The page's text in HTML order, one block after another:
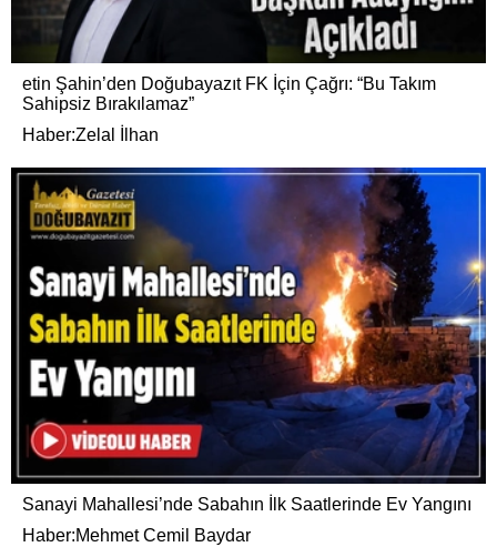
etin Şahin’den Doğubayazıt FK İçin Çağrı: “Bu Takım
Sahipsiz Bırakılamaz”
Haber:Zelal İlhan
Sanayi Mahallesi’nde Sabahın İlk Saatlerinde Ev Yangını
Haber:Mehmet Cemil Baydar